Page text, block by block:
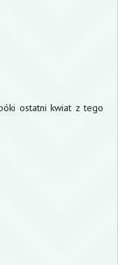
ostatni kwiat z tego